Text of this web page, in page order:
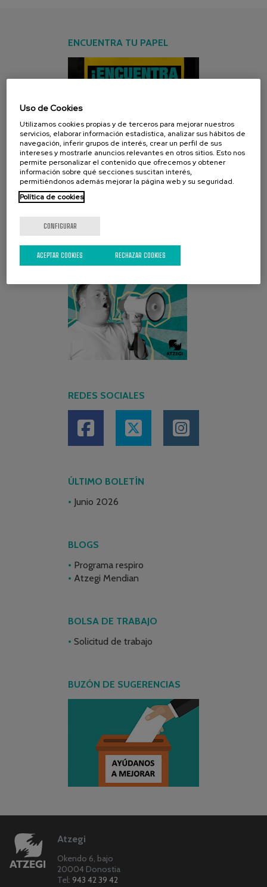
ENCUENTRA TU PAPEL
CAMPAÑA ACTUAL
REDES SOCIALES
ÚLTIMO BOLETÍN
Junio 2026
BLOGS
Programa respiro
Atzegi Mendian
BOLSA DE TRABAJO
Solicitud de trabajo
BUZÓN DE SUGERENCIAS
Atzegi
Okendo 6, bajo
20004 Donostia
Tel: 943 42 39 42
Uso de Cookies
Utilizamos cookies propias y de terceros para mejorar nuestros
servicios, elaborar información estadística, analizar sus hábitos de
navegación, inferir grupos de interés, crear un perfil de sus
intereses y mostrarle anuncios relevantes en otros sitios. Esto nos
permite personalizar el contenido que ofrecemos y obtener
información sobre qué secciones suscitan interés,
permitiéndonos además mejorar la página web y su seguridad.
Política de cookies
CONFIGURAR
RECHAZAR COOKIES
ACEPTAR COOKIES